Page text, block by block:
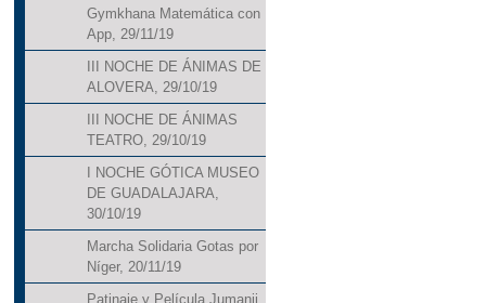
Gymkhana Matemática con
App, 29/11/19
III NOCHE DE ÁNIMAS DE
ALOVERA, 29/10/19
III NOCHE DE ÁNIMAS
TEATRO, 29/10/19
I NOCHE GÓTICA MUSEO
DE GUADALAJARA,
30/10/19
Marcha Solidaria Gotas por
Níger, 20/11/19
Patinaje y Película Jumanji